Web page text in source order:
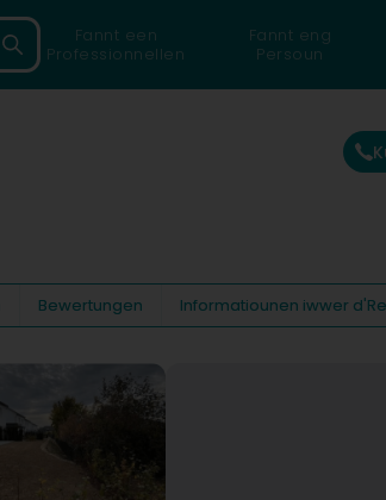
Fannt een
Professionnellen
Fannt eng
Persoun
Bewertungen Informatiounen iwwer